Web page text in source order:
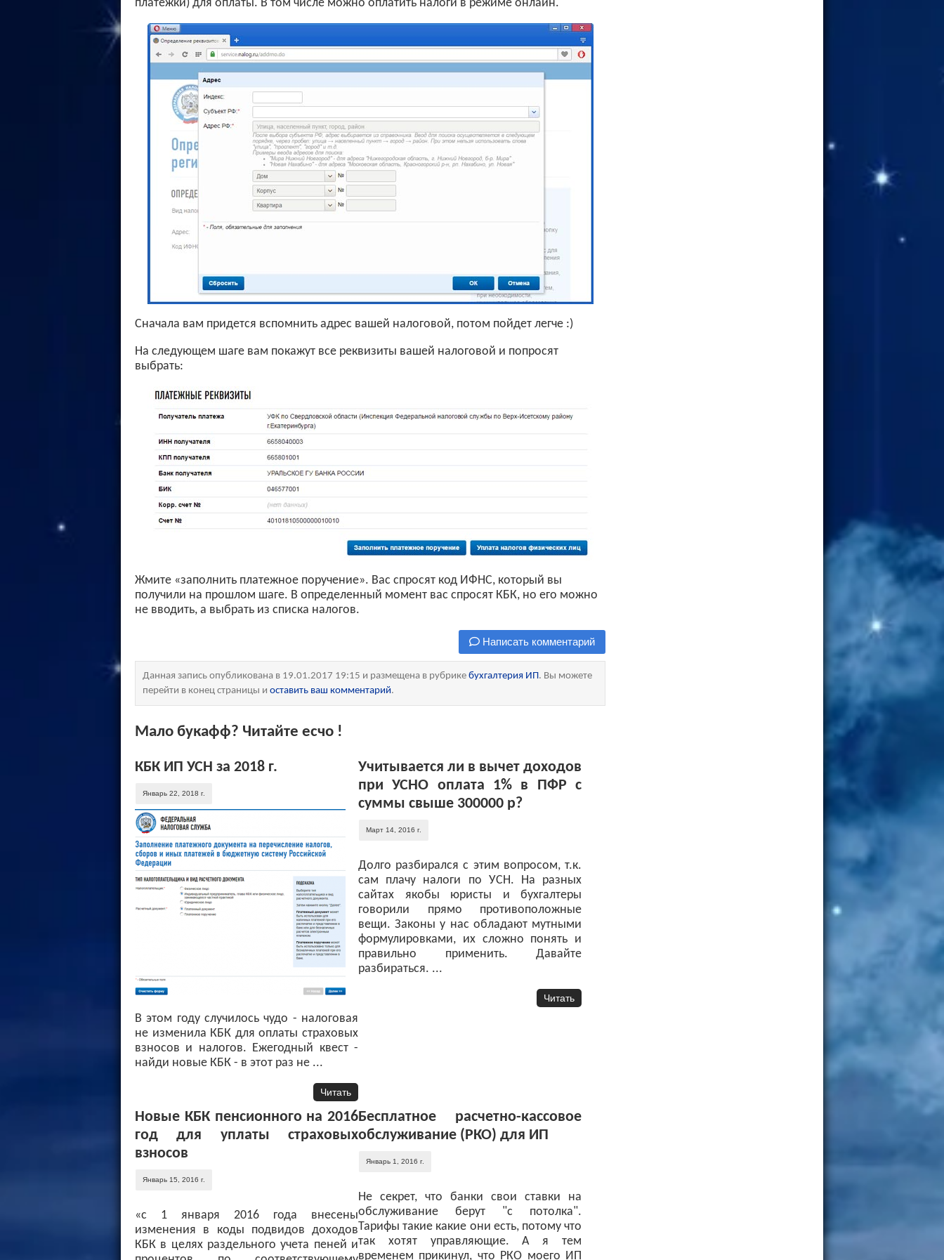
платежки) для оплаты. В том числе можно оплатить налоги в режиме онлайн.
Сначала вам придется вспомнить адрес вашей налоговой, потом пойдет легче :)
На следующем шаге вам покажут все реквизиты вашей налоговой и попросят
выбрать:
Жмите «заполнить платежное поручение». Вас спросят код ИФНС, который вы
получили на прошлом шаге. В определенный момент вас спросят КБК, но его можно
не вводить, а выбрать из списка налогов.
Написать комментарий
Данная запись опубликована в 19.01.2017 19:15 и размещена в рубрике бухгалтерия ИП. Вы можете
перейти в конец страницы и оставить ваш комментарий.
Мало букафф? Читайте есчо !
КБК ИП УСН за 2018 г.
Январь 22, 2018 г.
В этом году случилось чудо - налоговая
не изменила КБК для оплаты страховых
взносов и налогов. Ежегодный квест -
найди новые КБК - в этот раз не ...
Читать
Учитывается ли в вычет доходов
при УСНО оплата 1% в ПФР с
суммы свыше 300000 р?
Март 14, 2016 г.
Долго разбирался с этим вопросом, т.к.
сам плачу налоги по УСН. На разных
сайтах якобы юристы и бухгалтеры
говорили прямо противоположные
вещи. Законы у нас обладают мутными
формулировками, их сложно понять и
правильно применить. Давайте
разбираться. ...
Читать
Новые КБК пенсионного на 2016
год для уплаты страховых
взносов
Январь 15, 2016 г.
«с 1 января 2016 года внесены
изменения в коды подвидов доходов
КБК в целях раздельного учета пеней и
Бесплатное расчетно-кассовое
обслуживание (РКО) для ИП
Январь 1, 2016 г.
Не секрет, что банки свои ставки на
обслуживание берут "с потолка".
Тарифы такие какие они есть, потому что
так хотят управляющие. А я тем
временем прикинул, что РКО моего ИП